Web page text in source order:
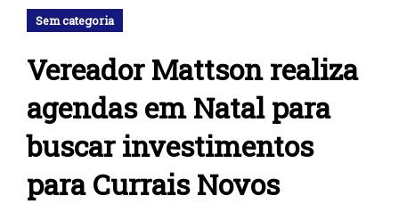
Sem categoria
Vereador Mattson realiza
agendas em Natal para
buscar investimentos
para Currais Novos